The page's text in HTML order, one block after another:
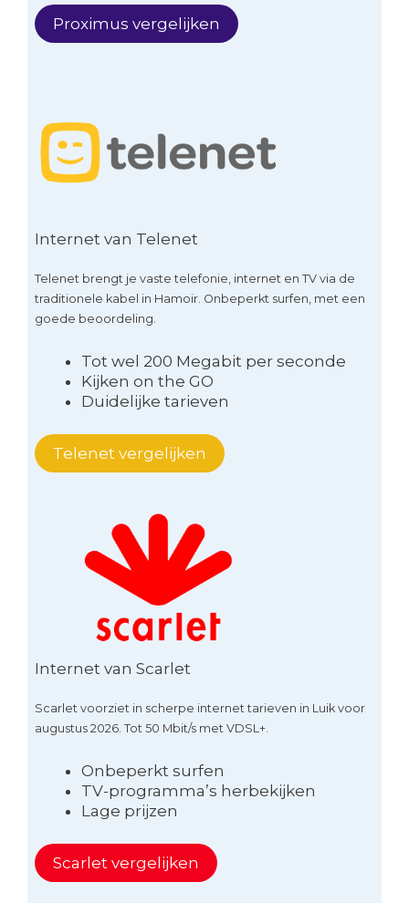
Proximus vergelijken
Internet van Telenet
Telenet brengt je vaste telefonie, internet en TV via de
traditionele kabel in Hamoir. Onbeperkt surfen, met een
goede beoordeling.
Tot wel 200 Megabit per seconde
Kijken on the GO
Duidelijke tarieven
Telenet vergelijken
Internet van Scarlet
Scarlet voorziet in scherpe internet tarieven in Luik voor
augustus 2026. Tot 50 Mbit/s met VDSL+.
Onbeperkt surfen
TV-programma’s herbekijken
Lage prijzen
Scarlet vergelijken